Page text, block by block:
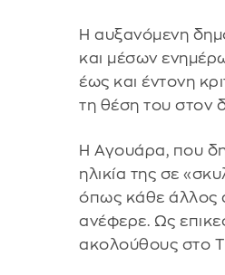
Η αυξανόμενη
και μέσων
έως και έντονη
τη θέση του στον
Η Αγουάρα, που
ηλικία της σε
όπως κάθε άλλος
ανέφερε. Ως
ακολούθους στο